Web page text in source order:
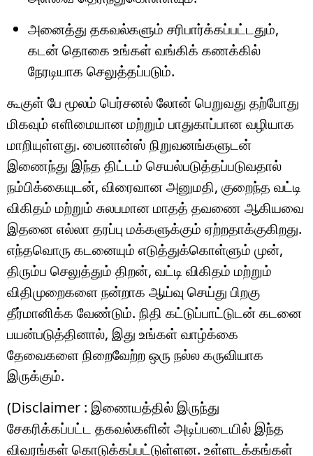
அனைத்து தகவல்களும் சரிபார்க்கப்பட்டதும்,
கடன் தொகை உங்கள் வங்கிக் கணக்கில்
நேரடியாக செலுத்தப்படும்.
கூகுள் பே மூலம் பெர்சனல் லோன் பெறுவது தற்போது
மிகவும் எளிமையான மற்றும் பாதுகாப்பான வழியாக
மாறியுள்ளது. பைனான்ஸ் நிறுவனங்களுடன்
இணைந்து இந்த திட்டம் செயல்படுத்தப்படுவதால்
நம்பிக்கையுடன், விரைவான அனுமதி, குறைந்த வட்டி
விகிதம் மற்றும் சுலபமான மாதத் தவணை ஆகியவை
இதனை எல்லா தரப்பு மக்களுக்கும் ஏற்றதாக்குகிறது.
எந்தவொரு கடனையும் எடுத்துக்கொள்ளும் முன்,
திரும்ப செலுத்தும் திறன், வட்டி விகிதம் மற்றும்
விதிமுறைகளை நன்றாக ஆய்வு செய்து பிறகு
தீர்மானிக்க வேண்டும். நிதி கட்டுப்பாட்டுடன் கடனை
பயன்படுத்தினால், இது உங்கள் வாழ்க்கை
தேவைகளை நிறைவேற்ற ஒரு நல்ல கருவியாக
இருக்கும்.
(Disclaimer : இணையத்தில் இருந்து
சேகரிக்கப்பட்ட தகவல்களின் அடிப்படையில் இந்த
விவரங்கள் கொடுக்கப்பட்டுள்ளன. உள்ளடக்கங்கள்